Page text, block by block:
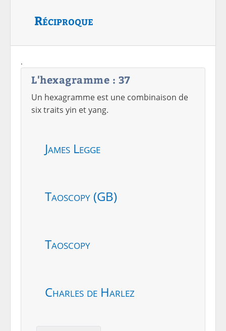
Réciproque
.
L'hexagramme : 37
Un hexagramme est une combinaison de
six traits yin et yang.
James Legge
Taoscopy (GB)
Taoscopy
Charles de Harlez